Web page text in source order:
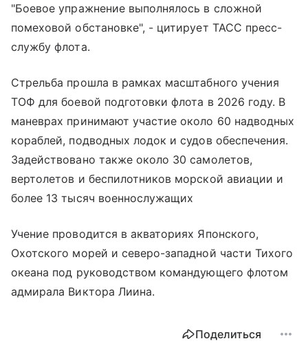
"Боевое упражнение выполнялось в сложной
помеховой обстановке", - цитирует ТАСС пресс-
службу флота.
Стрельба прошла в рамках масштабного учения
ТОФ для боевой подготовки флота в 2026 году. В
маневрах принимают участие около 60 надводных
кораблей, подводных лодок и судов обеспечения.
Задействовано также около 30 самолетов,
вертолетов и беспилотников морской авиации и
более 13 тысяч военнослужащих
Учение проводится в акваториях Японского,
Охотского морей и северо-западной части Тихого
океана под руководством командующего флотом
адмирала Виктора Лиина.
Поделиться